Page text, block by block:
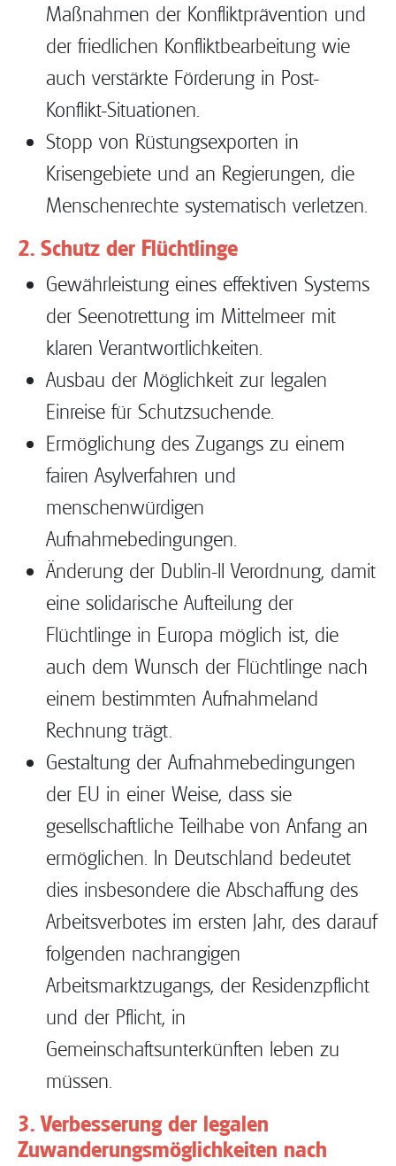
Maßnahmen der Konfliktprävention und
der friedlichen Konfliktbearbeitung wie
auch verstärkte Förderung in Post-
Konflikt-Situationen.
Stopp von Rüstungsexporten in
Krisengebiete und an Regierungen, die
Menschenrechte systematisch verletzen.
2. Schutz der Flüchtlinge
Gewährleistung eines effektiven Systems
der Seenotrettung im Mittelmeer mit
klaren Verantwortlichkeiten.
Ausbau der Möglichkeit zur legalen
Einreise für Schutzsuchende.
Ermöglichung des Zugangs zu einem
fairen Asylverfahren und
menschenwürdigen
Aufnahmebedingungen.
Änderung der Dublin-II Verordnung, damit
eine solidarische Aufteilung der
Flüchtlinge in Europa möglich ist, die
auch dem Wunsch der Flüchtlinge nach
einem bestimmten Aufnahmeland
Rechnung trägt.
Gestaltung der Aufnahmebedingungen
der EU in einer Weise, dass sie
gesellschaftliche Teilhabe von Anfang an
ermöglichen. In Deutschland bedeutet
dies insbesondere die Abschaffung des
Arbeitsverbotes im ersten Jahr, des darauf
folgenden nachrangigen
Arbeitsmarktzugangs, der Residenzpflicht
und der Pflicht, in
Gemeinschaftsunterkünften leben zu
müssen.
3. Verbesserung der legalen
Zuwanderungsmöglichkeiten nach